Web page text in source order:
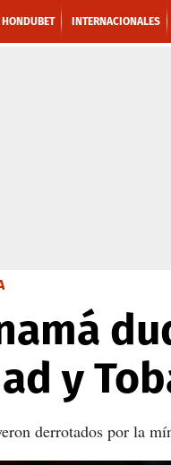
HONDUBET INTERNACIONALES
y
derrotados por la